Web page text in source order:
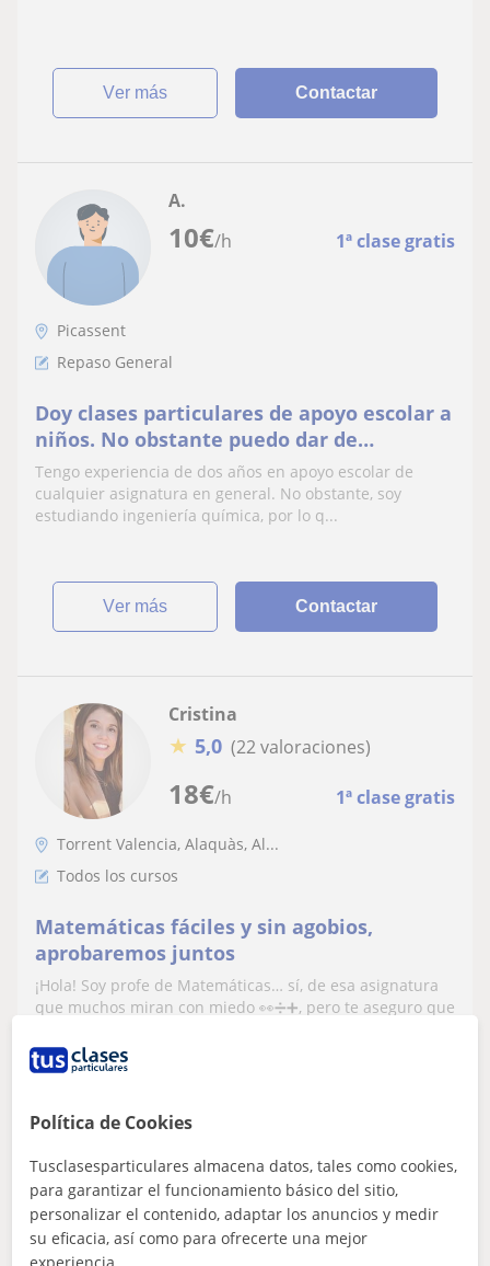
ver más Contactar
10€/h 1ª clase gratis
A.
Picassent
Repaso General
Doy clases particulares de apoyo escolar a
niños. No obstante puedo dar de
matemáticas y química a posteriores
cursos
Tengo experiencia de dos años en apoyo escolar de
cualquier asignatura en general. No obstante, soy
estudiando ingeniería química, por lo q...
ver más Contactar
18€/h 1ª clase gratis
Cristina
★ 5,0 (22 valoraciones)
Torrent Valencia, Alaquàs, Al...
Todos los cursos
Matemáticas fáciles y sin agobios,
aprobaremos juntos
¡Hola! Soy profe de Matemáticas… sí, de esa asignatura
que muchos miran con miedo 👀➗➕, pero te aseguro que
ver más
Rebeca
Política de Cookies
Tusclasesparticulares almacena datos, tales como cookies,
para garantizar el funcionamiento básico del sitio,
personalizar el contenido, adaptar los anuncios y medir
su eficacia, así como para ofrecerte una mejor
experiencia.